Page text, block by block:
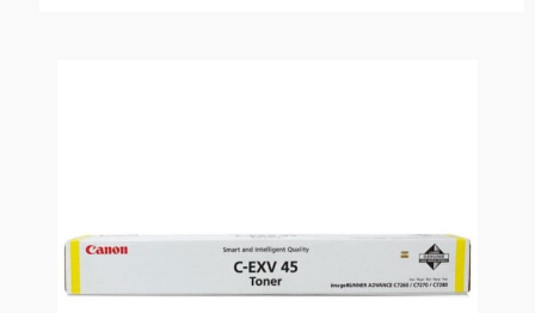
AI PC STANICE
ENTERPRISE